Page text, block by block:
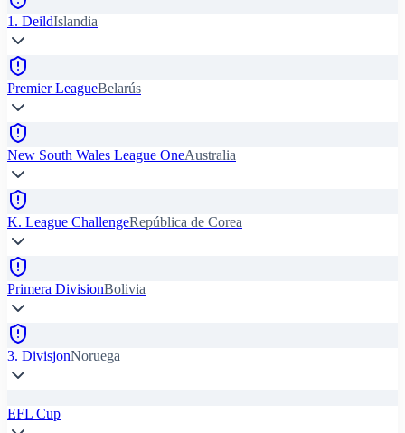
1. DeildIslandia
Premier LeagueBelarús
New South Wales League OneAustralia
K. League ChallengeRepública de Corea
Primera DivisionBolivia
3. DivisjonNoruega
EFL Cup